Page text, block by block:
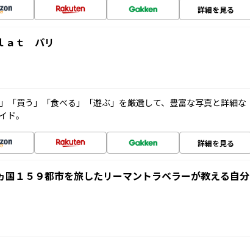
詳細を見る
ａｔ パリ
「買う」「食べる」「遊ぶ」を厳選して、豊富な写真と詳細な
ド。
詳細を見る
１５９都市を旅したリーマントラベラーが教える自分